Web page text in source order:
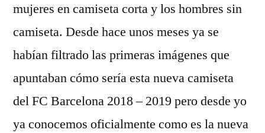
mujeres en camiseta corta y los hombres sin
camiseta. Desde hace unos meses ya se
habían filtrado las primeras imágenes que
apuntaban cómo sería esta nueva camiseta
del FC Barcelona 2018 – 2019 pero desde yo
ya conocemos oficialmente como es la nueva